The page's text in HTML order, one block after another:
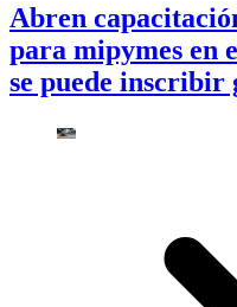
Abren
para mipymes en
se puede inscribir